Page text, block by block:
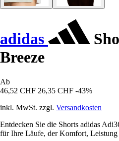
adidas
Breeze
Ab
46,52 CHF 26,35 CHF -43%
inkl. MwSt. zzgl. Versandkosten
Entdecken Sie die Shorts adidas
für Ihre Läufe, der Komfort,